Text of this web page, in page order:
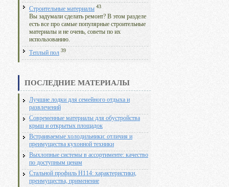
Строительные материалы 43
Вы задумали сделать ремонт? В этом разделе
есть все про самые популярные строительные
материалы и не очень, советы по их
использованию.
Теплый пол 39
ПОСЛЕДНИЕ МАТЕРИАЛЫ
Лучшие лодки для семейного отдыха и
развлечений
Современные материалы для обустройства
крыш и открытых площадок
Встраиваемые холодильники: отличия и
преимущества кухонной техники
Выхлопные системы в ассортименте: качество
по доступным ценам
Стальной профиль Н114: характеристики,
преимущества, применение